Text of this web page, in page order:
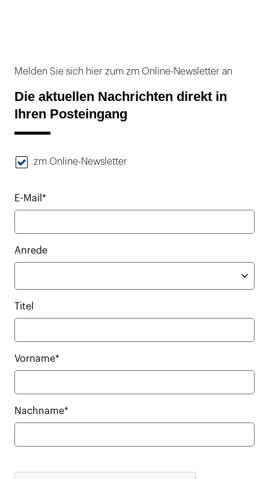
Melden Sie sich hier zum zm Online-Newsletter an
Die aktuellen Nachrichten direkt in
Ihren Posteingang
zm Online-Newsletter
E-Mail*
Anrede
Titel
Vorname*
Nachname*